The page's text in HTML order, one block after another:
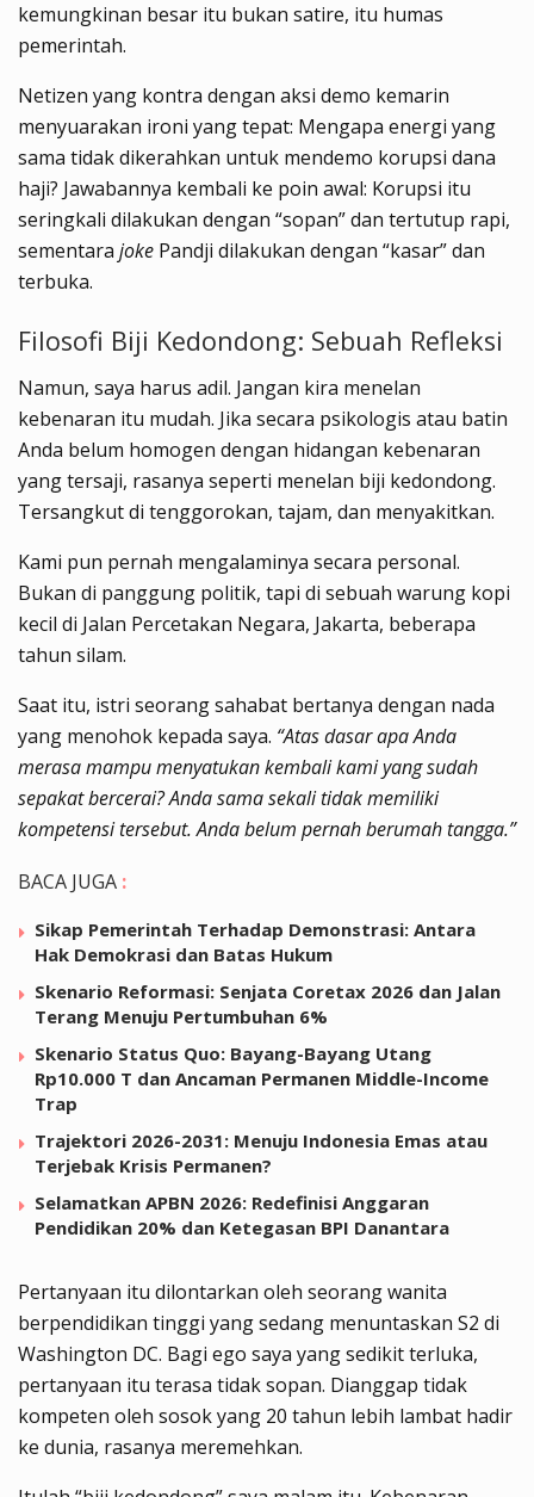
kemungkinan besar itu bukan satire, itu humas
pemerintah.
Netizen yang kontra dengan aksi demo kemarin
menyuarakan ironi yang tepat: Mengapa energi yang
sama tidak dikerahkan untuk mendemo korupsi dana
haji? Jawabannya kembali ke poin awal: Korupsi itu
seringkali dilakukan dengan “sopan” dan tertutup rapi,
sementara joke Pandji dilakukan dengan “kasar” dan
terbuka.
Filosofi Biji Kedondong: Sebuah Refleksi
Namun, saya harus adil. Jangan kira menelan
kebenaran itu mudah. Jika secara psikologis atau batin
Anda belum homogen dengan hidangan kebenaran
yang tersaji, rasanya seperti menelan biji kedondong.
Tersangkut di tenggorokan, tajam, dan menyakitkan.
Kami pun pernah mengalaminya secara personal.
Bukan di panggung politik, tapi di sebuah warung kopi
kecil di Jalan Percetakan Negara, Jakarta, beberapa
tahun silam.
Saat itu, istri seorang sahabat bertanya dengan nada
yang menohok kepada saya. “Atas dasar apa Anda
merasa mampu menyatukan kembali kami yang sudah
sepakat bercerai? Anda sama sekali tidak memiliki
kompetensi tersebut. Anda belum pernah berumah tangga.”
BACA JUGA :
Sikap Pemerintah Terhadap Demonstrasi: Antara
Hak Demokrasi dan Batas Hukum
Skenario Reformasi: Senjata Coretax 2026 dan Jalan
Terang Menuju Pertumbuhan 6%
Skenario Status Quo: Bayang-Bayang Utang
Rp10.000 T dan Ancaman Permanen Middle-Income
Trap
Trajektori 2026-2031: Menuju Indonesia Emas atau
Terjebak Krisis Permanen?
Selamatkan APBN 2026: Redefinisi Anggaran
Pendidikan 20% dan Ketegasan BPI Danantara
Pertanyaan itu dilontarkan oleh seorang wanita
berpendidikan tinggi yang sedang menuntaskan S2 di
Washington DC. Bagi ego saya yang sedikit terluka,
pertanyaan itu terasa tidak sopan. Dianggap tidak
kompeten oleh sosok yang 20 tahun lebih lambat hadir
ke dunia, rasanya meremehkan.